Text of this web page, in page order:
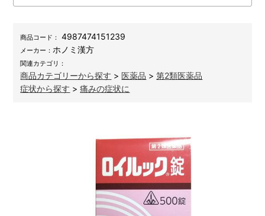
商品コード： 4987474151239
メーカー：ホノミ漢方
関連カテゴリ：
商品カテゴリーから探す > 医薬品 >第2類医薬品
症状から探す >痛みの症状に